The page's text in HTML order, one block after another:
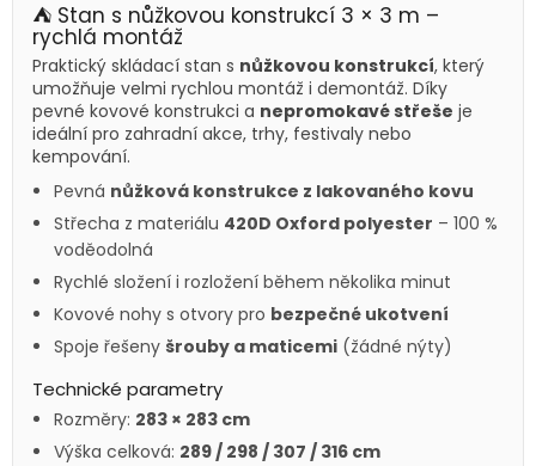
⛺ Stan s nůžkovou konstrukcí 3 × 3 m –
rychlá montáž
Praktický skládací stan s nůžkovou konstrukcí, který
umožňuje velmi rychlou montáž i demontáž. Díky
pevné kovové konstrukci a nepromokavé střeše je
ideální pro zahradní akce, trhy, festivaly nebo
kempování.
Pevná nůžková konstrukce z lakovaného kovu
Střecha z materiálu 420D Oxford polyester – 100 %
voděodolná
Rychlé složení i rozložení během několika minut
Kovové nohy s otvory pro bezpečné ukotvení
Spoje řešeny šrouby a maticemi (žádné nýty)
Technické parametry
Rozměry: 283 × 283 cm
Výška celková: 289 / 298 / 307 / 316 cm